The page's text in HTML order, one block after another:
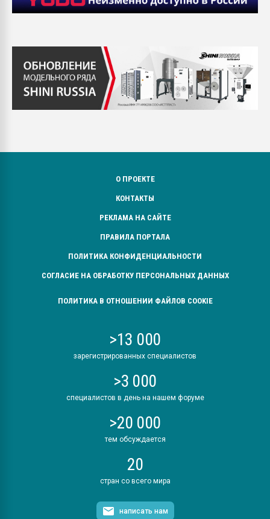
О ПРОЕКТЕ
КОНТАКТЫ
РЕКЛАМА НА САЙТЕ
ПРАВИЛА ПОРТАЛА
ПОЛИТИКА КОНФИДЕНЦИАЛЬНОСТИ
СОГЛАСИЕ НА ОБРАБОТКУ ПЕРСОНАЛЬНЫХ ДАННЫХ
ПОЛИТИКА В ОТНОШЕНИИ ФАЙЛОВ COOKIE
>13 000
зарегистрированных специалистов
>3 000
специалистов в день на нашем форуме
>20 000
тем обсуждается
20
стран со всего мира
написать нам